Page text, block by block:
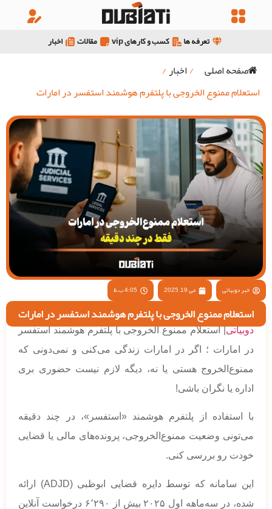
تعرفه ها کسب و کارهای vip مقالات اخبار
صفحه اصلی /اخبار/
استعلام ممنوع الخروجی با پلتفرم هوشمند استفسر در امارات
خبر دوبیاتی می 19, 2025 4:05 ب.ظ
استعلام ممنوع الخروجی با پلتفرم هوشمند استفسر در امارات
دوبیاتی| استعلام ممنوع الخروجی با پلتفرم هوشمند استفسر
در امارات ؛ اگر در امارات زندگی می‌کنی و نمی‌دونی که
ممنوع‌الخروج هستی یا نه، دیگه لازم نیست حضوری بری
اداره یا نگران باشی!
با استفاده از پلتفرم هوشمند «استفسر»، در چند دقیقه
می‌تونی وضعیت ممنوع‌الخروجی، پرونده‌های مالی یا قضایی
خودت رو بررسی کنی.
این سامانه که توسط دایره قضایی ابوظبی (ADJD) ارائه
شده، در سه‌ماهه اول ۲۰۲۵ بیش از ۶٬۲۹۰ درخواست آنلاین